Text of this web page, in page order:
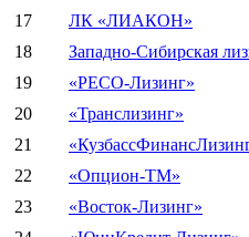
17
ЛК «ЛИАКОН»
18
Западно-Сибирская
19
«РЕСО-Лизинг»
20
«Транслизинг»
21
22
«Опцион-ТМ»
23
«Восток-Лизинг»